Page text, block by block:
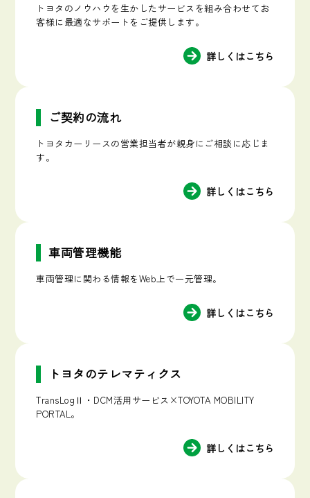
トヨタのノウハウを生かしたサービスを組み合わせてお
客様に最適なサポートをご提供します。
詳しくはこちら
ご契約の流れ
トヨタカーリースの営業担当者が親身にご相談に応じま
す。
詳しくはこちら
車両管理機能
車両管理に関わる情報をWeb上で一元管理。
詳しくはこちら
トヨタのテレマティクス
TransLogⅡ・DCM活用サービス×TOYOTA MOBILITY
PORTAL。
詳しくはこちら